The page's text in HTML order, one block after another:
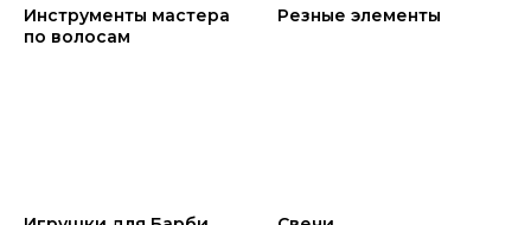
Инструменты мастера
по волосам
Резные элементы